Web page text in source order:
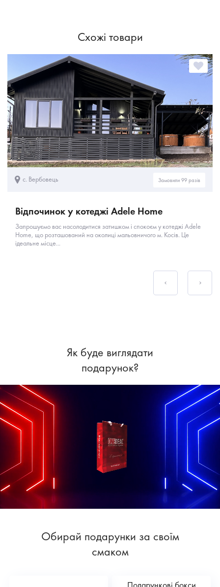
Схожі товари
с. Вербовець Замовили 99 разів
Відпочинок у котеджі Adele Home
Запрошуємо вас насолодитися затишком і спокоєм у котеджі Adele
Home, що розташований на околиці мальовничого м. Косів. Це
ідеальне місце...
Як буде виглядати
подарунок?
Обирай подарунки за своїм
смаком
Подарункові бокси